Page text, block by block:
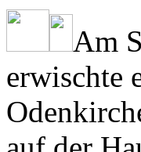
Am
erwischte